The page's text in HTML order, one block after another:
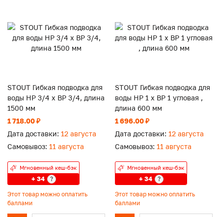
STOUT Гибкая подводка для
воды НР 3/4 х ВР 3/4, длина
1500 мм
1 718.00 ₽
Дата доставки: 12 августа
Самовывоз: 11 августа
Мгновенный кеш-бэк
+ 34 ?
Этот товар можно оплатить
баллами
STOUT Гибкая подводка для
воды НР 1 х ВР 1 угловая ,
длина 600 мм
1 696.00 ₽
Дата доставки: 12 августа
Самовывоз: 11 августа
Мгновенный кеш-бэк
+ 34 ?
Этот товар можно оплатить
баллами